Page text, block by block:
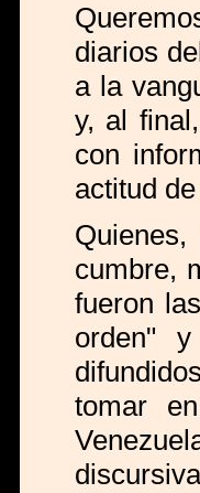
diarios
a la
y, al
con
actitud
cumbre,
fueron
orden"
tomar